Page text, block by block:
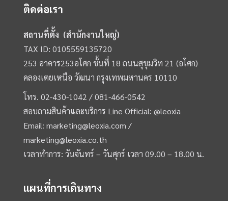
ติดต่อเรา
สถานที่ตั้ง (สำนักงานใหญ่)
TAX ID: 0105559135720
253 อาคาร253อโศก ชั้นที่ 18 ถนนสุขุมวิท 21 (อโศก)
คลองเตยเหนือ วัฒนา กรุงเทพมหานคร 10110
โทร.02-430-1042 /081-466-0542
สอบถามสินค้าและบริการ Line Official:@leoxia
Email:marketing@leoxia.com /
marketing@leoxia.co.th
เวลาทำการ: วันจันทร์ – วันศุกร์ เวลา 09.00 – 18.00 น.
แผนที่การเดินทาง